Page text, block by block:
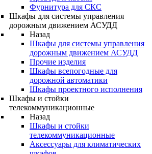
Фурнитура для СКС
Шкафы для системы управления
дорожным движением АСУДД
Назад
Шкафы для системы управления
дорожным движением АСУДД
Прочие изделия
Шкафы всепогодные для
дорожной автоматики
Шкафы проектного исполнения
Шкафы и стойки
телекоммуникационные
Назад
Шкафы и стойки
телекоммуникационные
Аксессуары для климатических